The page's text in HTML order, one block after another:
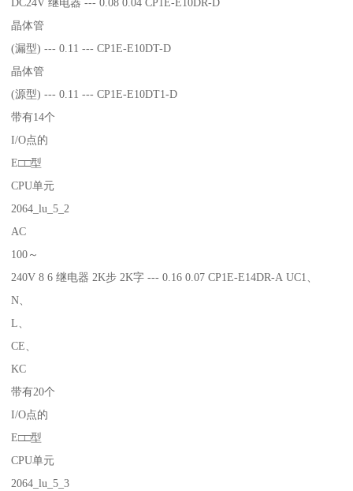
晶体管
(漏型) --- 0.11 --- CP1E-E10DT-D
晶体管
(源型) --- 0.11 --- CP1E-E10DT1-D
带有14个
I/O点的
E□□型
CPU单元
2064_lu_5_2
AC
100～
240V 8 6 继电器 2K步 2K字 --- 0.16 0.07 CP1E-E14DR-A UC1、
N、
L、
CE、
KC
带有20个
I/O点的
E□□型
CPU单元
2064_lu_5_3